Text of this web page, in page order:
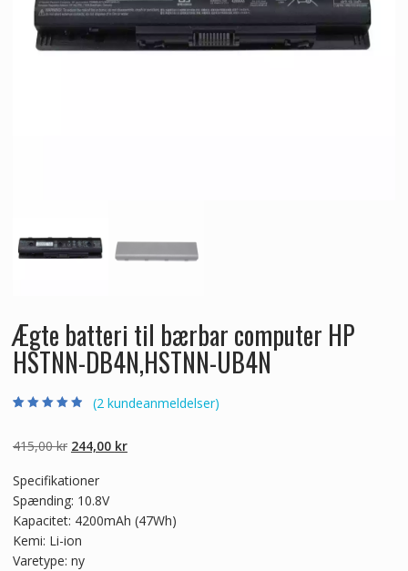
Ægte batteri til bærbar computer HP
HSTNN-DB4N,HSTNN-UB4N
baseret på
kundebedømme
(2 kundeanmeldelser)
415,00kr Den
pris
var:
415,00 kr.
244,00 krDen
244,00 kr.
Specifikationer
Spænding: 10.8V
Kapacitet: 4200mAh (47Wh)
Kemi: Li-ion
Varetype: ny